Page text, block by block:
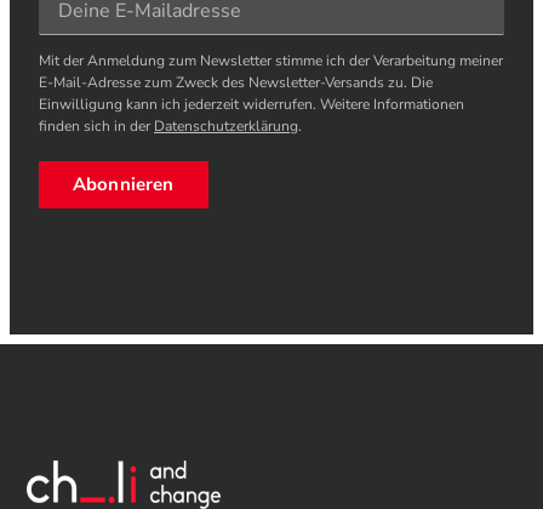
Mit der Anmeldung zum Newsletter stimme ich der Verarbeitung meiner
E-Mail-Adresse zum Zweck des Newsletter-Versands zu. Die
Einwilligung kann ich jederzeit widerrufen. Weitere Informationen
finden sich in der Datenschutzerklärung.
Abonnieren